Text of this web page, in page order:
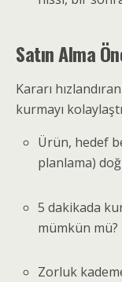
Satın Alma
Kararı
kurmayı
Ürün, hedef
planlama)
5 dakikada
mümkün mü?
Zorluk